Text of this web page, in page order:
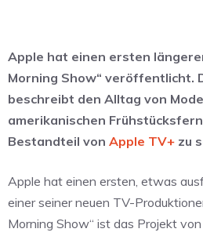
Apple hat einen ersten
Morning Show“ veröffentlicht.
beschreibt den Alltag von
amerikanischen
Bestandteil von Apple TV+ zu
Apple hat einen ersten, etwas
einer seiner neuen TV-
Morning Show“ ist das Projekt